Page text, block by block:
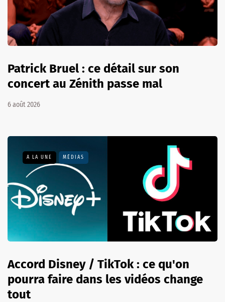
Patrick Bruel : ce détail sur son
concert au Zénith passe mal
6 août 2026
A LA UNE MÉDIAS
Accord Disney / TikTok : ce qu'on
pourra faire dans les vidéos change
tout